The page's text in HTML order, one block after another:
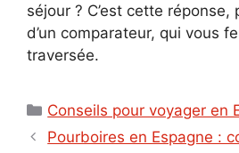
séjour ? C’est cette réponse,
d’un comparateur, qui vous
traversée.
Catégories
Conseils pour voyager en
Pourboires en Espagne :